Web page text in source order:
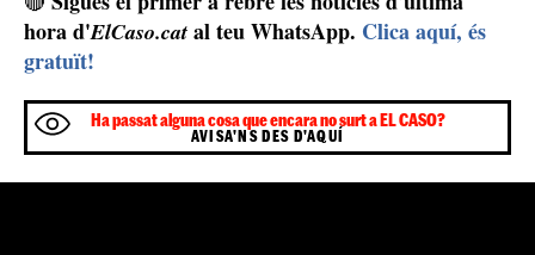
hora d'ElCaso.cat al teu WhatsApp. Clica aquí, és
gratuït!
Ha passat alguna cosa que encara no surt a EL CASO?
AVISA'NS DES D'AQUÍ